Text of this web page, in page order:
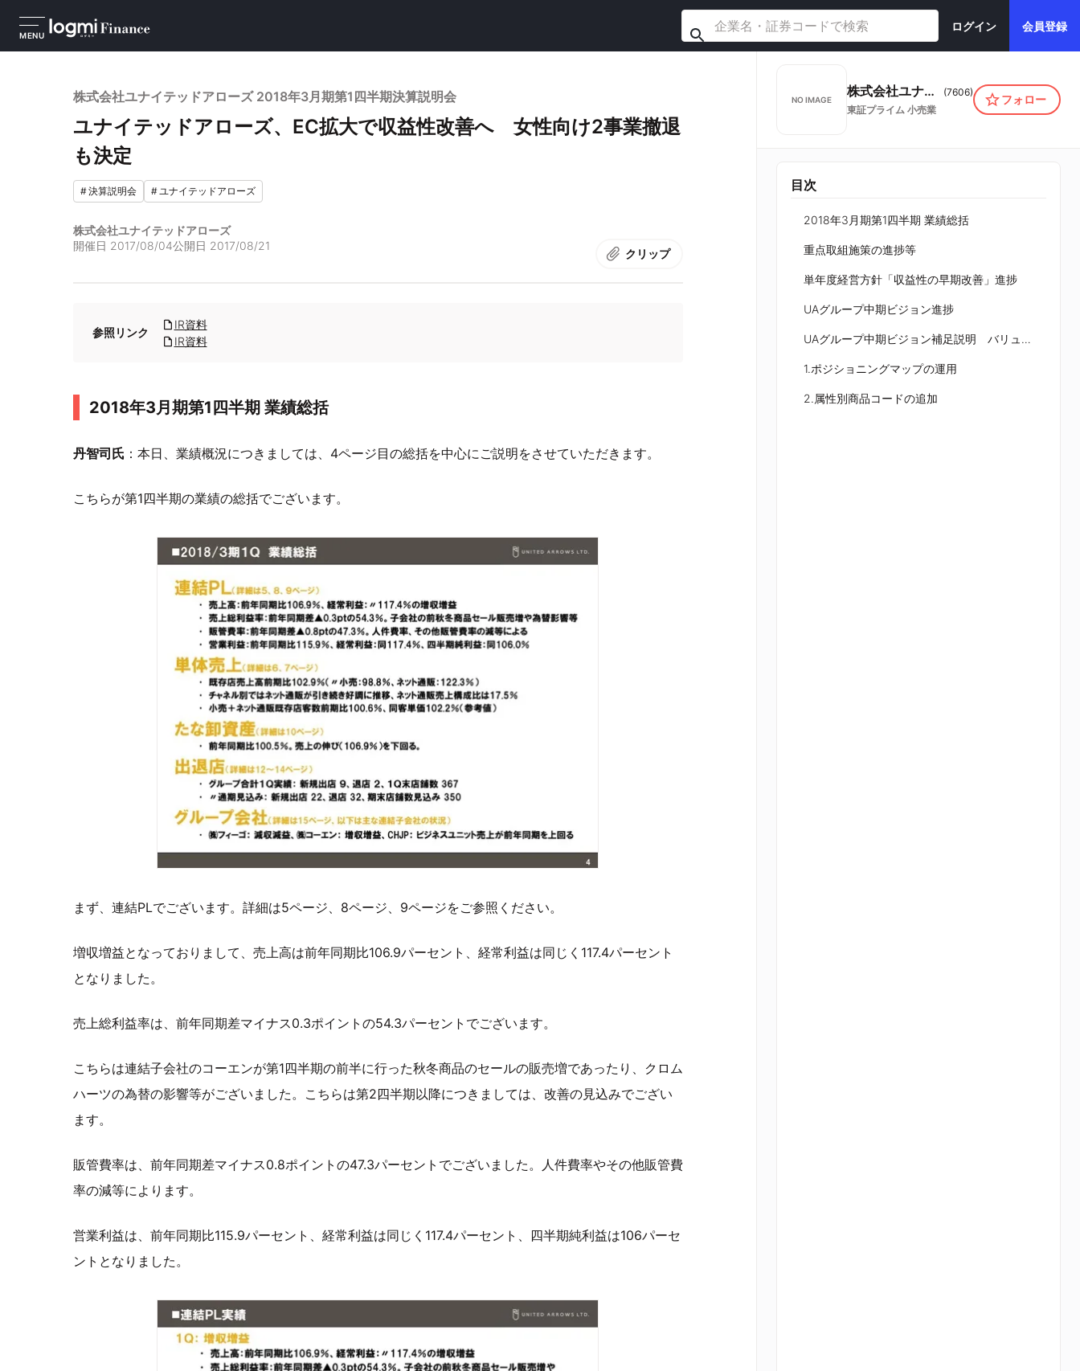
MENU
ログイン 会員登録
株式会社ユナイテッドアローズ 2018年3月期第1四半期決算説明会
ユナイテッドアローズ、EC拡大で収益性改善へ 女性向け2事業撤退
も決定
#決算説明会 #ユナイテッドアローズ
株式会社ユナイテッドアローズ
開催日 2017/08/04公開日 2017/08/21
クリップ
参照リンク
IR資料
IR資料
2018年3月期第1四半期 業績総括
丹智司氏 ：本日、業績概況につきましては、4ページ目の総括を中心にご説明をさせていただきます。
こちらが第1四半期の業績の総括でございます。
まず、連結PLでございます。詳細は5ページ、8ページ、9ページをご参照ください。
増収増益となっておりまして、売上高は前年同期比106.9パーセント、経常利益は同じく117.4パーセント
となりました。
売上総利益率は、前年同期差マイナス0.3ポイントの54.3パーセントでございます。
こちらは連結子会社のコーエンが第1四半期の前半に行った秋冬商品のセールの販売増であったり、クロム
ハーツの為替の影響等がございました。こちらは第2四半期以降につきましては、改善の見込みでござい
ます。
販管費率は、前年同期差マイナス0.8ポイントの47.3パーセントでございました。人件費率やその他販管費
率の減等によります。
営業利益は、前年同期比115.9パーセント、経常利益は同じく117.4パーセント、四半期純利益は106パーセ
ントとなりました。
NO IMAGE
株式会社ユナイテッドアローズ (7606)
東証プライム 小売業
フォロー
目次
2018年3月期第1四半期 業績総括
重点取組施策の進捗等
単年度経営方針「収益性の早期改善」進捗
UAグループ中期ビジョン進捗
UAグループ中期ビジョン補足説明 バリューチェーンと商品プラットフォームの進化
1.ポジショニングマップの運用
2.属性別商品コードの追加